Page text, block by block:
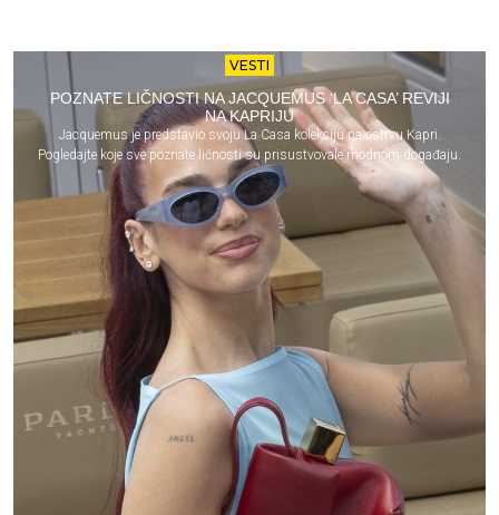
VESTI
POZNATE LIČNOSTI NA JACQUEMUS ‘LA CASA’ REVIJI
NA KAPRIJU
Jacquemus je predstavio svoju La Casa kolekciju na ostrvu Kapri.
Pogledajte koje sve poznate ličnosti su prisustvovale modnom događaju.